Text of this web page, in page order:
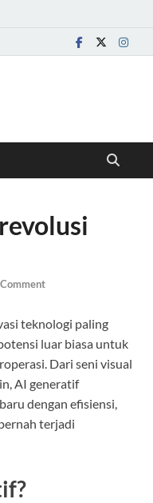
teknologi paling
luar biasa untuk
Dari seni visual
AI generatif
dengan efisiensi,
terjadi